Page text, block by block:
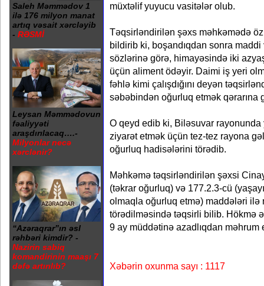
Saleh Məmmədov 1
ilə 176 milyon manat
artıq vəsait xərcləyib
- RƏSMİ
Leysan Məmmədovun
fəaliyyəti
araşdırılacaq….-
Milyonlar necə
xərclənir?
“Azəraqrar”ın əsl
rəhbəri kimdir? -
Nazirin sabiq
komandirinin maaşı 7
dəfə artırılıb?
müxtəlif yuyucu vasitələr olub.
Təqsirləndirilən şəxs məhkəmədə
bildirib ki, boşandıqdan sonra maddi
sözlərinə görə, himayəsində iki
üçün aliment ödəyir. Daimi iş yeri
fəhlə kimi çalışdığını deyən
səbəbindən oğurluq etmək qərarına
O qeyd edib ki, Biləsuvar
ziyarət etmək üçün tez-tez rayona
oğurluq hadisələrini törədib.
Məhkəmə təqsirləndirilən şəxsi
(təkrar oğurluq) və 177.2.3-cü
olmaqla oğurluq etmə) maddələri
törədilməsində təqsirli bilib. Hökmə
9 ay müddətinə azadlıqdan məhrum
Xəbərin oxunma sayı : 1117